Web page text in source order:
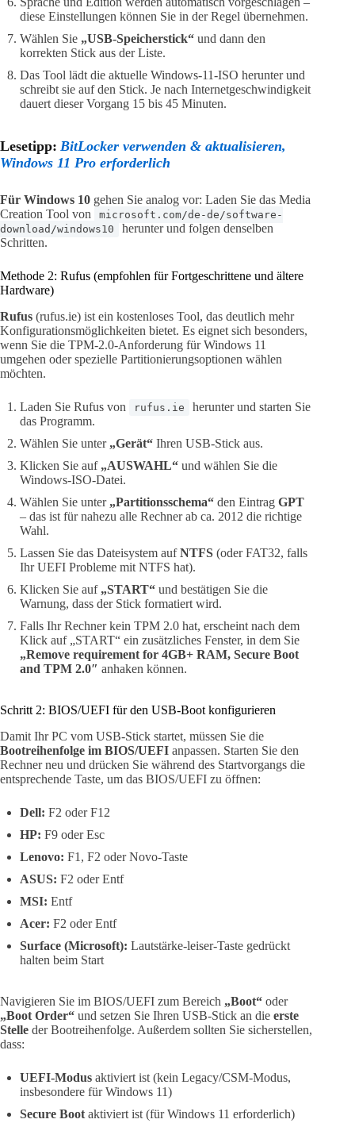
diese Einstellungen können Sie in der Regel übernehmen.
Wählen Sie „USB-Speicherstick“ und dann den
korrekten Stick aus der Liste.
Das Tool lädt die aktuelle Windows-11-ISO herunter und
schreibt sie auf den Stick. Je nach Internetgeschwindigkeit
dauert dieser Vorgang 15 bis 45 Minuten.
Lesetipp: BitLocker verwenden & aktualisieren,
Windows 11 Pro erforderlich
Für Windows 10 gehen Sie analog vor: Laden Sie das Media
Creation Tool von
microsoft.com/de-de/software-
download/windows10
herunter und folgen denselben
Schritten.
Methode 2: Rufus (empfohlen für Fortgeschrittene und ältere
Hardware)
Rufus (rufus.ie) ist ein kostenloses Tool, das deutlich mehr
Konfigurationsmöglichkeiten bietet. Es eignet sich besonders,
wenn Sie die TPM-2.0-Anforderung für Windows 11
umgehen oder spezielle Partitionierungsoptionen wählen
möchten.
Laden Sie Rufus von rufus.ie
herunter und starten Sie
das Programm.
Wählen Sie unter „Gerät“ Ihren USB-Stick aus.
Klicken Sie auf „AUSWAHL“ und wählen Sie die
Windows-ISO-Datei.
Wählen Sie unter „Partitionsschema“ den Eintrag GPT
– das ist für nahezu alle Rechner ab ca. 2012 die richtige
Wahl.
Lassen Sie das Dateisystem aufNTFS (oder FAT32, falls
Ihr UEFI Probleme mit NTFS hat).
Klicken Sie auf „START“ und bestätigen Sie die
Warnung, dass der Stick formatiert wird.
Falls Ihr Rechner kein TPM 2.0 hat, erscheint nach dem
Klick auf „START“ ein zusätzliches Fenster, in dem Sie
„Remove requirement for 4GB+ RAM, Secure Boot
and TPM 2.0″ anhaken können.
Schritt 2: BIOS/UEFI für den USB-Boot konfigurieren
Damit Ihr PC vom USB-Stick startet, müssen Sie die
Bootreihenfolge im BIOS/UEFI anpassen. Starten Sie den
Rechner neu und drücken Sie während des Startvorgangs die
entsprechende Taste, um das BIOS/UEFI zu öffnen:
Dell: F2 oder F12
HP: F9 oder Esc
Lenovo: F1, F2 oder Novo-Taste
ASUS: F2 oder Entf
MSI: Entf
Acer: F2 oder Entf
Surface (Microsoft): Lautstärke-leiser-Taste gedrückt
halten beim Start
Navigieren Sie im BIOS/UEFI zum Bereich „Boot“ oder
„Boot Order“ und setzen Sie Ihren USB-Stick an die erste
Stelle der Bootreihenfolge. Außerdem sollten Sie sicherstellen,
dass:
UEFI-Modus aktiviert ist (kein Legacy/CSM-Modus,
insbesondere für Windows 11)
Secure Boot aktiviert ist (für Windows 11 erforderlich)